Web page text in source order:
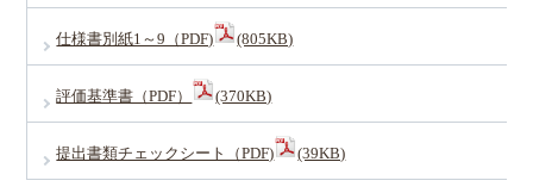
仕様書別紙1～9（PDF) (805KB)
評価基準書（PDF） (370KB)
提出書類チェックシート（PDF) (39KB)